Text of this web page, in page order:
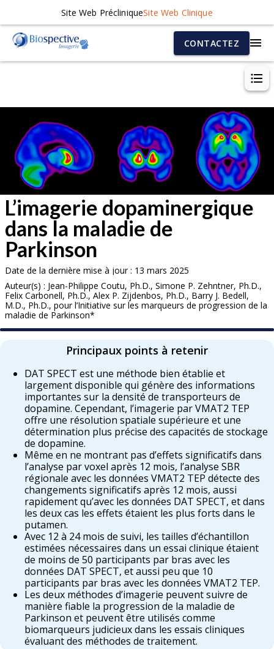
Site Web PrécliniqueSite Web Clinique
CONTACTEZ
L’imagerie dopaminergique
dans la maladie de
Parkinson
Date de la dernière mise à jour : 13 mars 2025
Auteur(s) : Jean-Philippe Coutu, Ph.D., Simone P. Zehntner, Ph.D.,
Felix Carbonell, Ph.D., Alex P. Zijdenbos, Ph.D., Barry J. Bedell,
M.D., Ph.D., pour l’Initiative sur les marqueurs de progression de la
maladie de Parkinson*
Principaux points à retenir
DAT SPECT est une méthode bien établie et
largement disponible qui génère des informations
importantes sur la densité de transporteurs de
dopamine. Cependant, l’imagerie par VMAT2 TEP
offre une résolution spatiale supérieure et une
détermination plus précise des capacités de stockage
de dopamine.
Même en ne montrant pas d’effets significatifs dans
l’analyse par voxel après 12 mois, l’analyse SBR
régionale avec les données VMAT2 TEP détecte des
changements significatifs après 12 mois, aussi
rapidement qu’avec les données DAT SPECT, et dans
les deux cas les effets étaient les plus forts dans le
putamen.
Avec 12 à 24 mois de suivi, les tailles d’échantillon
estimées nécessaires dans un essai clinique étaient
de moins de 50 participants par bras avec les
données DAT SPECT, et aussi peu que 10
participants par bras avec les données VMAT2 TEP.
Les deux méthodes d’imagerie peuvent suivre de
manière fiable la progression de la maladie de
Parkinson et peuvent être utilisés comme
biomarqueurs judicieux dans les essais cliniques
évaluant des méthodes de traitement.